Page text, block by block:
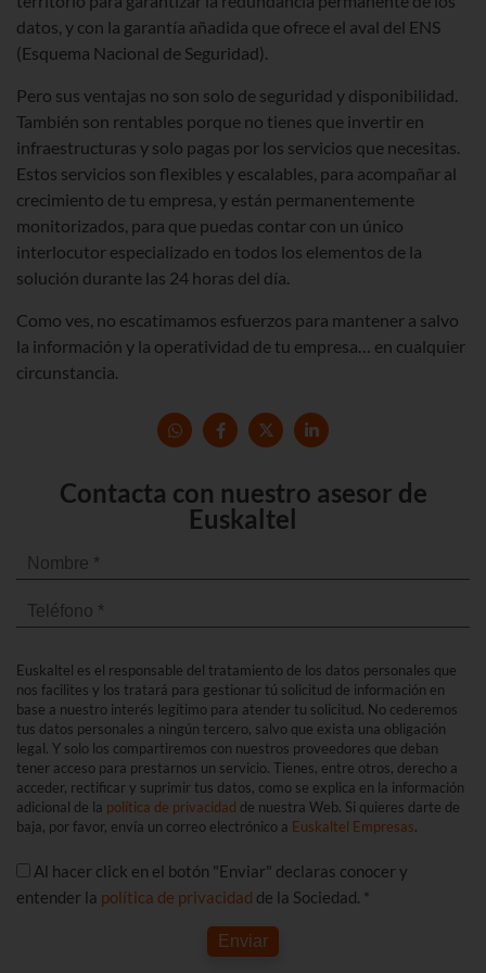
datos, y con la garantía añadida que ofrece el aval del ENS
(Esquema Nacional de Seguridad).
Pero sus ventajas no son solo de seguridad y disponibilidad.
También son rentables porque no tienes que invertir en
infraestructuras y solo pagas por los servicios que necesitas.
Estos servicios son flexibles y escalables, para acompañar al
crecimiento de tu empresa, y están permanentemente
monitorizados, para que puedas contar con un único
interlocutor especializado en todos los elementos de la
solución durante las 24 horas del día.
Como ves, no escatimamos esfuerzos para mantener a salvo
la información y la operatividad de tu empresa… en cualquier
circunstancia.
Contacta con nuestro asesor de
Euskaltel
Euskaltel es el responsable del tratamiento de los datos personales que
nos facilites y los tratará para gestionar tú solicitud de información en
base a nuestro interés legítimo para atender tu solicitud. No cederemos
tus datos personales a ningún tercero, salvo que exista una obligación
legal. Y solo los compartiremos con nuestros proveedores que deban
tener acceso para prestarnos un servicio. Tienes, entre otros, derecho a
acceder, rectificar y suprimir tus datos, como se explica en la información
adicional de la política de privacidad de nuestra Web. Si quieres darte de
baja, por favor, envía un correo electrónico a Euskaltel Empresas.
Al hacer click en el botón "Enviar" declaras conocer y
entender la política de privacidad de la Sociedad. *
Enviar